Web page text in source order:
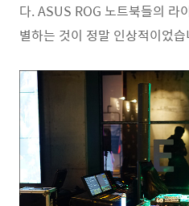
다. ASUS ROG 노트북들의 라
별하는 것이 정말 인상적이었